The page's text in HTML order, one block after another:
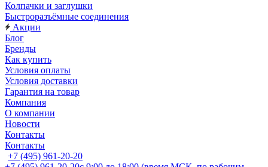
Колпачки и заглушки
Быстроразъёмные соединения
Акции
Блог
Бренды
Как купить
Условия оплаты
Условия доставки
Гарантия на товар
Компания
О компании
Новости
Контакты
Контакты
+7 (495) 961-20-20